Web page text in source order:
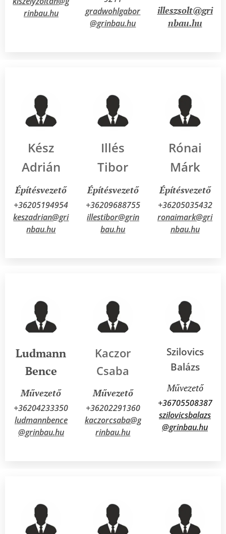
rinbau.hu
gradwohlgabor
@grinbau.hu
illeszsolt@gri
nbau.hu
Kész
Adrián
Építésvezető
+36205194954
keszadrian@gri
nbau.hu
Illés
Tibor
Építésvezető
+36209688755
illestibor@grin
bau.hu
Rónai
Márk
Építésvezető
+36205035432
ronaimark@gri
nbau.hu
Ludmann
Bence
Művezető
+36204233350
ludmannbence
@grinbau.hu
Kaczor
Csaba
Művezető
+36202291360
kaczorcsaba@g
rinbau.hu
Szilovics
Balázs
Művezető
+36705508387
szilovicsbalazs
@grinbau.hu